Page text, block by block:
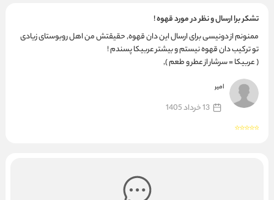
تشکر برا ارسال و نظر در مورد قهوه !
ممنونم از دونیسی برای ارسال این دان قهوه, حقیقتش من اهل روبوستای زیادی
تو ترکیب دان قهوه نیستم و بیشتر عربیکا پسندم !
( عربیکا = سرشار از عطر و طعم ),
واسه همین اگه این ترکیب رو یه وقت خواستید سفارش بدید موقع آنباکسش
شدیدا مست عطر شدید قهوه تازه رستش میشید...
عطر و طعم خوبی داره خدایی .
امیر
13 خرداد 1405